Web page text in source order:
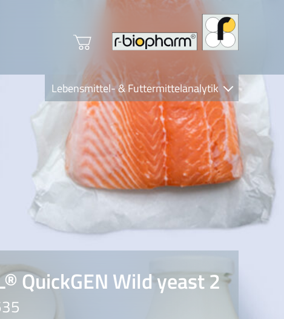
Lebensmittel- & Futtermittelanalytik
Clinical Diagnostics
R-Biopharm AG
Nutrition Care
QuickGEN Wild yeast 2